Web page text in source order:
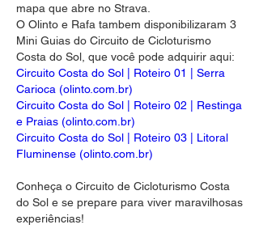
mapa que abre no Strava.
O Olinto e Rafa tambem disponibilizaram 3
Mini Guias do Circuito de Cicloturismo
Costa do Sol, que você pode adquirir aqui:
Circuito Costa do Sol | Roteiro 01 | Serra
Carioca (olinto.com.br)
Circuito Costa do Sol | Roteiro 02 | Restinga
e Praias (olinto.com.br)
Circuito Costa do Sol | Roteiro 03 | Litoral
Fluminense (olinto.com.br)
Conheça o Circuito de Cicloturismo Costa
do Sol e se prepare para viver maravilhosas
experiências!